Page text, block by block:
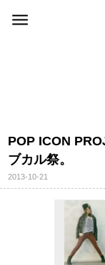
POP ICON
ブカル祭。
2013-10-21